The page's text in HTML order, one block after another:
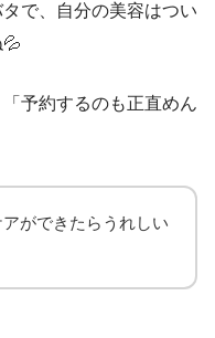
で、自分の美容はつい
予約するのも正直めん
ができたらうれしい